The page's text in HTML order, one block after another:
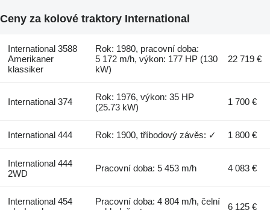
Ceny za kolové traktory International
International 3588
Amerikaner
klassiker
Rok: 1980, pracovní doba:
5 172 m/h, výkon: 177 HP (130
kW)
22 719 €
International 374
Rok: 1976, výkon: 35 HP
(25.73 kW)
1 700 €
International 444 Rok: 1900, tříbodový závěs: ✓ 1 800 €
International 444
2WD
Pracovní doba: 5 453 m/h 4 083 €
International 454
Pracovní doba: 4 804 m/h, čelní
6 125 €